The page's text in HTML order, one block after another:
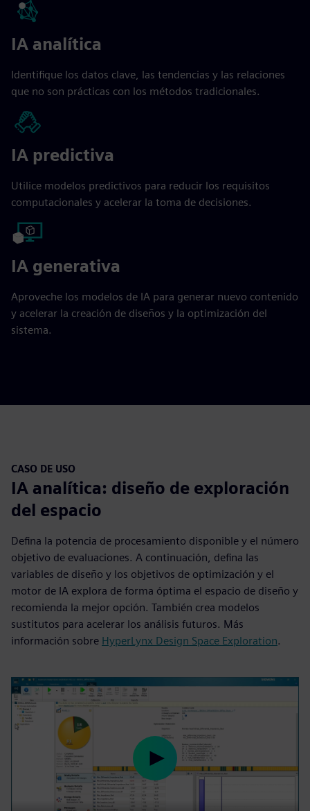
IA analítica
Identifique los datos clave, las tendencias y las relaciones
que no son prácticas con los métodos tradicionales.
IA predictiva
Utilice modelos predictivos para reducir los requisitos
computacionales y acelerar la toma de decisiones.
IA generativa
Aproveche los modelos de IA para generar nuevo contenido
y acelerar la creación de diseños y la optimización del
sistema.
CASO DE USO
IA analítica: diseño de exploración
del espacio
Defina la potencia de procesamiento disponible y el número
objetivo de evaluaciones. A continuación, defina las
variables de diseño y los objetivos de optimización y el
motor de IA explora de forma óptima el espacio de diseño y
recomienda la mejor opción. También crea modelos
sustitutos para acelerar los análisis futuros. Más
información sobre HyperLynx Design Space Exploration.
Play